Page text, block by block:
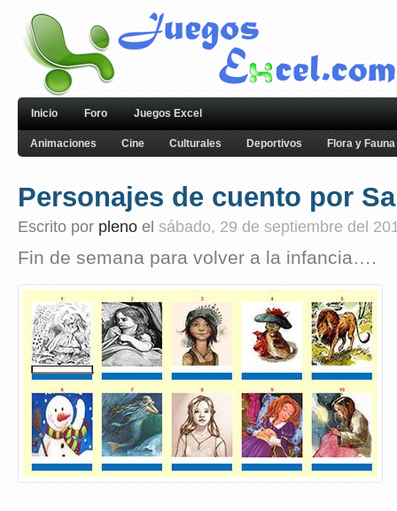
Inicio Foro Juegos Excel
Animaciones Cine Culturales Deportivos Flora y Fauna
Personajes de cuento por
Escrito por pleno el sábado, 29 de septiembre del
Fin de semana para volver a la infancia….